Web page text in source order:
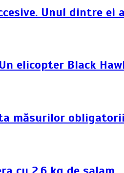
Unul dintre ei
elicopter Black
măsurilor